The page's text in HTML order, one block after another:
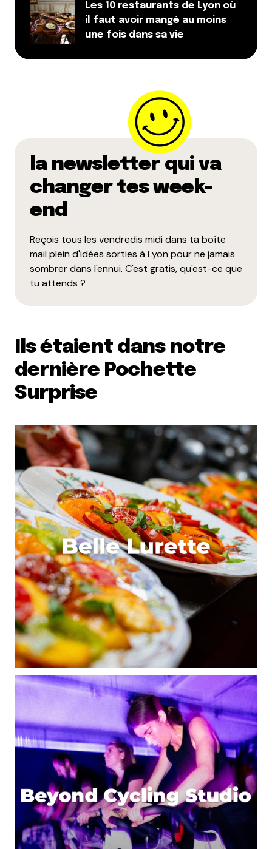
Les 10 restaurants de Lyon où
il faut avoir mangé au moins
une fois dans sa vie
la newsletter qui va
changer tes week-
end
Reçois tous les vendredis midi dans ta boîte
mail plein d'idées sorties à Lyon pour ne jamais
sombrer dans l'ennui. C'est gratis, qu'est-ce que
tu attends ?
Ils étaient dans notre
dernière Pochette
Surprise